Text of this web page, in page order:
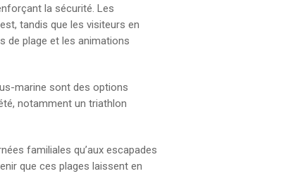
la sécurité. Les
tandis que les visiteurs en
de plage et les animations
marine sont des options
notamment un triathlon
familiales qu’aux escapades
que ces plages laissent en